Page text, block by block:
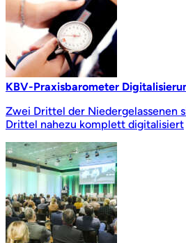
KBV-Praxisbarometer
Zwei Drittel der Niedergelassenen
Drittel nahezu komplett digitalisiert